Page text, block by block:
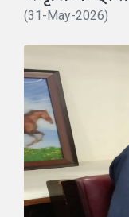
(31-May-2026)